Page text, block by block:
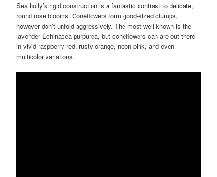
Sea holly’s rigid construction is a fantastic contrast to delicate,
round rose blooms. Coneflowers form good-sized clumps,
however don’t unfold aggressively. The most well-known is the
lavender Echinacea purpurea, but coneflowers can are out there
in vivid raspberry-red, rusty orange, neon pink, and even
multicolor variations.